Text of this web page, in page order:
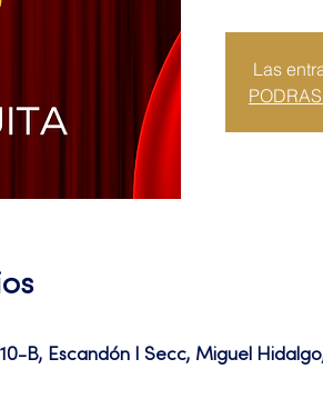
Las
B, Escandón I Secc, Miguel